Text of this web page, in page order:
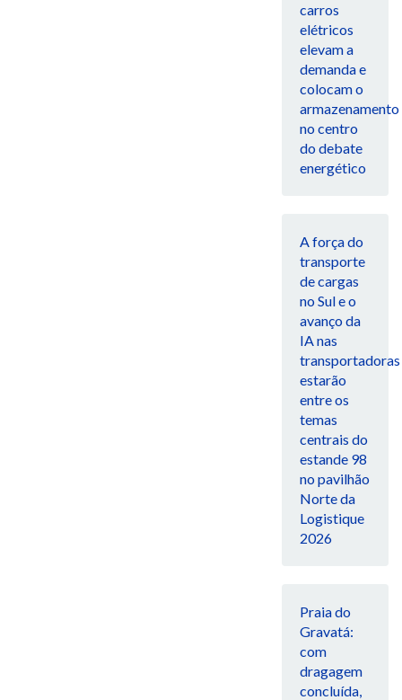
carros
elétricos
elevam a
demanda e
colocam o
armazenamento
no centro
do debate
energético
A força do
transporte
de cargas
no Sul e o
avanço da
IA nas
transportadoras
estarão
entre os
temas
centrais do
estande 98
no pavilhão
Norte da
Logistique
2026
Praia do
Gravatá:
com
dragagem
concluída,